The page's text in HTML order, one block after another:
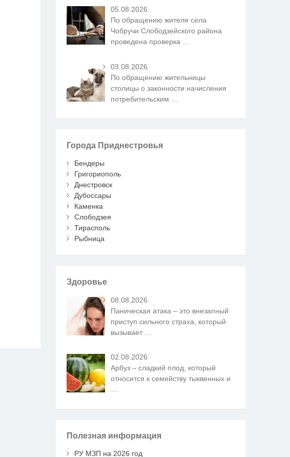
05.08.2026
По обращению жителя села
Чобручи Слободзейского района
проведена проверка …
03.08.2026
По обращению жительницы
столицы о законности начисления
потребительским
Города Приднестровья
Бендеры
Григориополь
Днестровск
Дубоссары
Каменка
Слободзея
Тирасполь
Рыбница
Здоровье
08.08.2026
Паническая атака – это внезапный
приступ сильного страха, который
вызывает
02.08.2026
Арбуз – сладкий плод, который
относится к семейству тыквенных и
Полезная информация
РУ МЗП на 2026 год